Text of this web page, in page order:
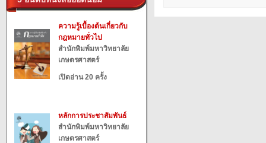
ความรู้เบื้องต้นเกี่ยวกับ
กฎหมายทั่วไป
สำนักพิมพ์มหาวิทยาลัย
เกษตรศาสตร์
เปิดอ่าน 20 ครั้ง
หลักการประชาสัมพันธ์
สำนักพิมพ์มหาวิทยาลัย
เกษตรศาสตร์